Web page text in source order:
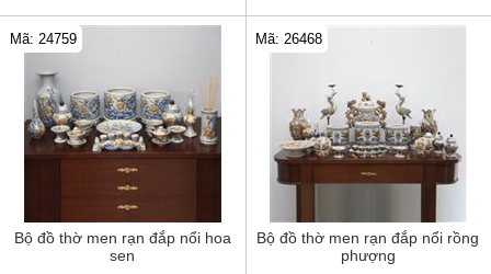
Bộ đồ thờ men rạn đắp nổi hoa
sen
Mã: 24759
Bộ đồ thờ men rạn đắp nổi rồng
phượng
Mã: 26468